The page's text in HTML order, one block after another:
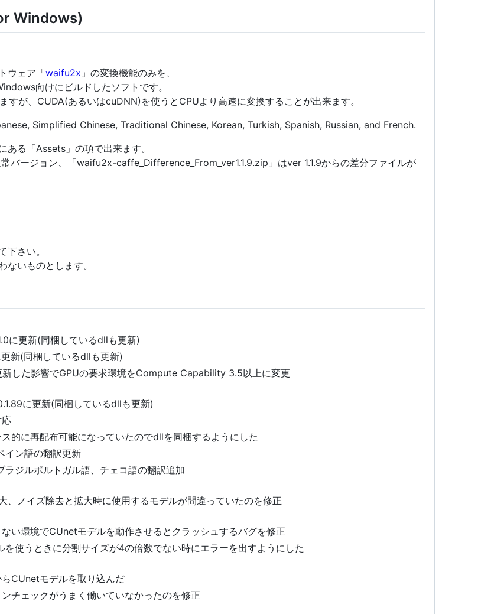
Windows)
ウェア「waifu2x 」の変換機能のみを、
向けにビルドしたソフトです。
すが、CUDA(あるいはcuDNN)を使うとCPUより高速に変換することが出来ます。
Simplified Chinese, Traditional Chinese, Korean, Turkish, Spanish, Russian, and French.
ある「Assets」の項で出来ます。
バージョン、「waifu2x-caffe_Difference_From_ver1.1.9.zip」はver 1.1.9からの差分ファイルが
下さい。
ないものとします。
に更新(同梱しているdllも更新)
新(同梱しているdllも更新)
した影響でGPUの要求環境をCompute Capability 3.5以上に変更
に更新(同梱しているdllも更新)
的に再配布可能になっていたのでdllを同梱するようにした
イン語の翻訳更新
ラジルポルトガル語、チェコ語の翻訳追加
、ノイズ除去と拡大時に使用するモデルが間違っていたのを修正
い環境でCUnetモデルを動作させるとクラッシュするバグを修正
を使うときに分割サイズが4の倍数でない時にエラーを出すようにした
CUnetモデルを取り込んだ
チェックがうまく働いていなかったのを修正